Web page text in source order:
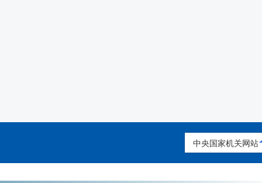
中央国家机关网站